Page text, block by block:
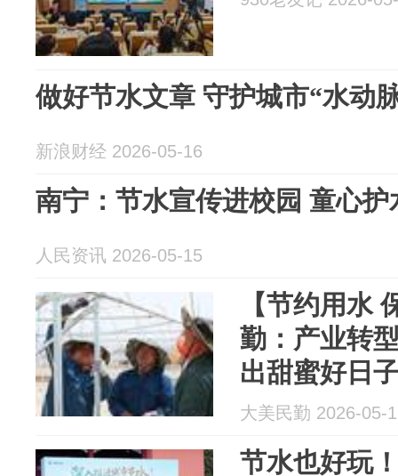
做好节水文章 守护城市“水动
新浪财经 2026-05-16
南宁：节水宣传进校园 童心护
人民资讯 2026-05-15
【节约用水
勤：产业转
出甜蜜好日
大美民勤 2026-05-
节水也好玩